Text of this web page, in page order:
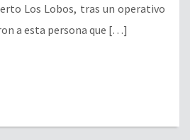
Los Lobos, tras un operativo
a esta persona que […]